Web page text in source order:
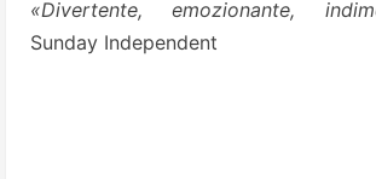
«Divertente, emozionante,
Sunday Independent